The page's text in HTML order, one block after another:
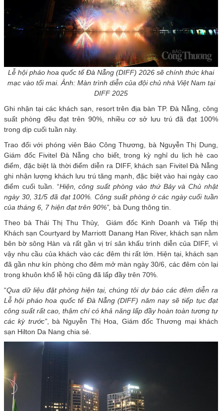
Lễ hội pháo hoa quốc tế Đà Nẵng (DIFF) 2026 sẽ chính thức khai
mạc vào tối mai. Ảnh: Màn trình diễn của đội chủ nhà Việt Nam tại
DIFF 2025
Ghi nhận tại các khách sạn, resort trên địa bàn TP. Đà Nẵng, công
suất phòng đều đạt trên 90%, nhiều cơ sở lưu trú đã đạt 100%
trong dịp cuối tuần này.
Trao đổi với phóng viên Báo Công Thương, bà Nguyễn Thị Dung,
Giám đốc Fivitel Đà Nẵng cho biết, trong kỳ nghỉ du lịch hè cao
điểm, đặc biệt là thời điểm diễn ra DIFF, khách sạn Fivitel Đà Nẵng
ghi nhận lượng khách lưu trú tăng mạnh, đặc biệt vào hai ngày cao
điểm cuối tuần. “Hiện , công suất phòng vào thứ Bảy và Chủ nhật
ngày 30, 31/5 đã đạt 100%. Công suất phòng ở các ngày cuối tuần
của tháng 6, 7 hiện đạt trên 90%”, bà Dung thông tin.
Theo bà Thái Thị Thu Thủy, Giám đốc Kinh Doanh và Tiếp thị
Khách sạn Courtyard by Marriott Danang Han River, khách sạn nằm
bên bờ sông Hàn và rất gần vị trí sân khấu trình diễn của DIFF, vì
vậy nhu cầu của khách vào các đêm thi rất lớn. Hiện tại, khách sạn
đã gần như kín phòng cho đêm mở màn ngày 30/6, các đêm còn lại
trong khuôn khổ lễ hội cũng đã lấp đầy trên 70%.
“Qua dữ liệu đặt phòng hiện tại, chúng tôi dự báo các đêm diễn ra
Lễ hội pháo hoa quốc tế Đà Nẵng (DIFF) năm nay sẽ tiếp tục đạt
công suất rất cao, thậm chí có khả năng lấp đầy hoàn toàn tương tự
các kỳ trước”, bà Nguyễn Thị Hoa, Giám đốc Thương mại khách
sạn Hilton Da Nang chia sẻ.